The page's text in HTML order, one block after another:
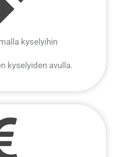
kyselyihin
kyselyiden avulla.